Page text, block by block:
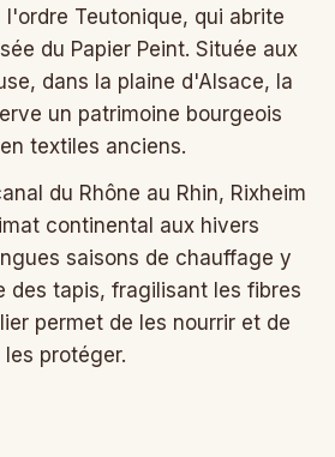
Teutonique, qui abrite
du Papier Peint. Située aux
dans la plaine d'Alsace, la
un patrimoine bourgeois
textiles anciens.
du Rhône au Rhin, Rixheim
continental aux hivers
saisons de chauffage y
des tapis, fragilisant les fibres
permet de les nourrir et de
les protéger.